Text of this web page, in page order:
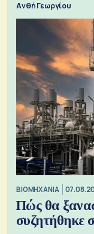
Ανθή Γεωργίου
ΒΙΟΜΗΧΑΝΙΑ
Πώς θα
συζητήθηκε